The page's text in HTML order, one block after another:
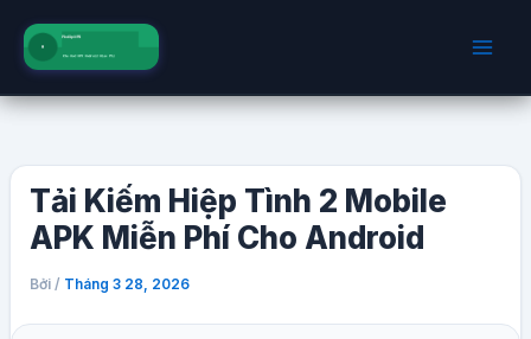
dung
Tải Kiếm Hiệp Tình 2 Mobile
APK Miễn Phí Cho Android
Bởi / Tháng 3 28, 2026